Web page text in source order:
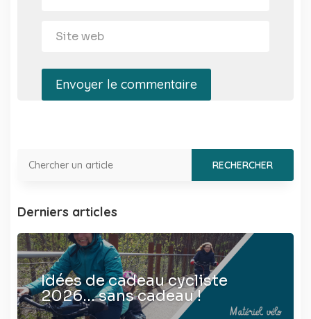
Envoyer le commentaire
Derniers articles
Idées de cadeau cycliste
2026… sans cadeau !